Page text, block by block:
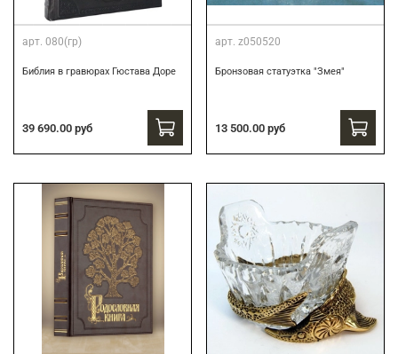
арт. 080(гр)
Библия в гравюрах Гюстава Доре
39 690.00 руб
арт. z050520
Бронзовая статуэтка "Змея"
13 500.00 руб